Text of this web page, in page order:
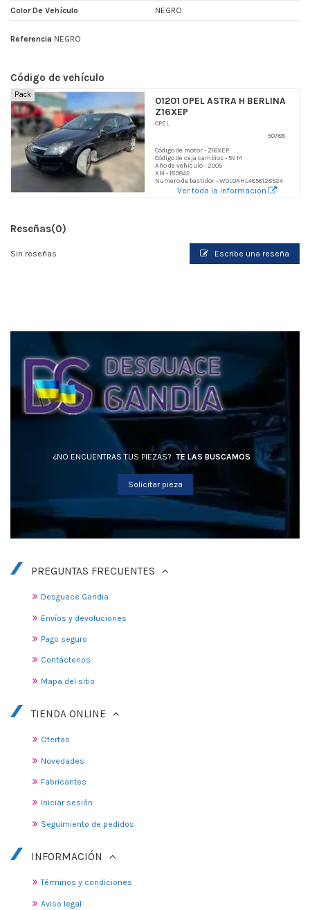
Color De Vehículo NEGRO
Referencia NEGRO
Código de vehículo
Pack
01201 OPEL ASTRA H BERLINA
Z16XEP
OPEL
50788
Código de motor - Z16XEP
Código de caja cambios - 5V M
Año de vehículo - 2005
KM - 189842
Numero de bastidor - W0L0AHL4858128524
Ver toda la información
Reseñas(0)
Sin reseñas Escribe una reseña
¿NO ENCUENTRAS TUS PIEZAS? TE LAS BUSCAMOS
Solicitar pieza
PREGUNTAS FRECUENTES
Desguace Gandia
Envíos y devoluciones
Pago seguro
Contáctenos
Mapa del sitio
TIENDA ONLINE
Ofertas
Novedades
Fabricantes
Iniciar sesión
Seguimiento de pedidos
INFORMACIÓN
Términos y condiciones
Aviso legal